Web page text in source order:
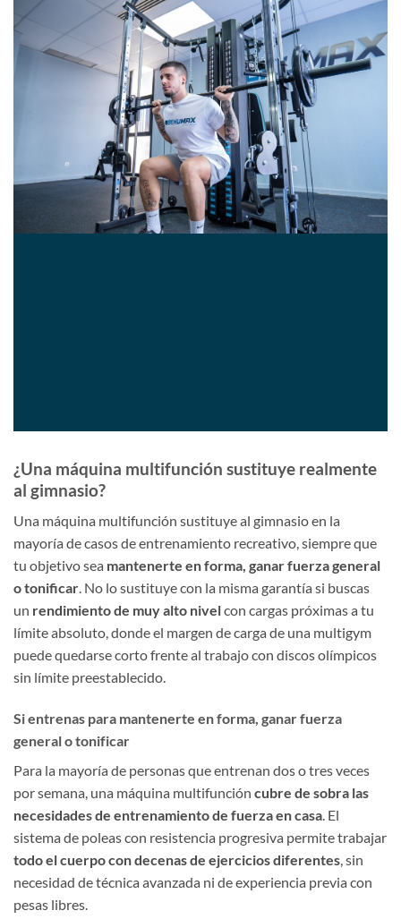
¿Una máquina multifunción sustituye realmente
al gimnasio?
Una máquina multifunción sustituye al gimnasio en la
mayoría de casos de entrenamiento recreativo, siempre que
tu objetivo sea mantenerte en forma, ganar fuerza general
o tonificar. No lo sustituye con la misma garantía si buscas
un rendimiento de muy alto nivelcon cargas próximas a tu
límite absoluto, donde el margen de carga de una multigym
puede quedarse corto frente al trabajo con discos olímpicos
sin límite preestablecido.
Si entrenas para mantenerte en forma, ganar fuerza
general o tonificar
Para la mayoría de personas que entrenan dos o tres veces
por semana, una máquina multifunción cubre de sobra las
necesidades de entrenamiento de fuerza en casa. El
sistema de poleas con resistencia progresiva permite trabajar
todo el cuerpo con decenas de ejercicios diferentes, sin
necesidad de técnica avanzada ni de experiencia previa con
pesas libres.